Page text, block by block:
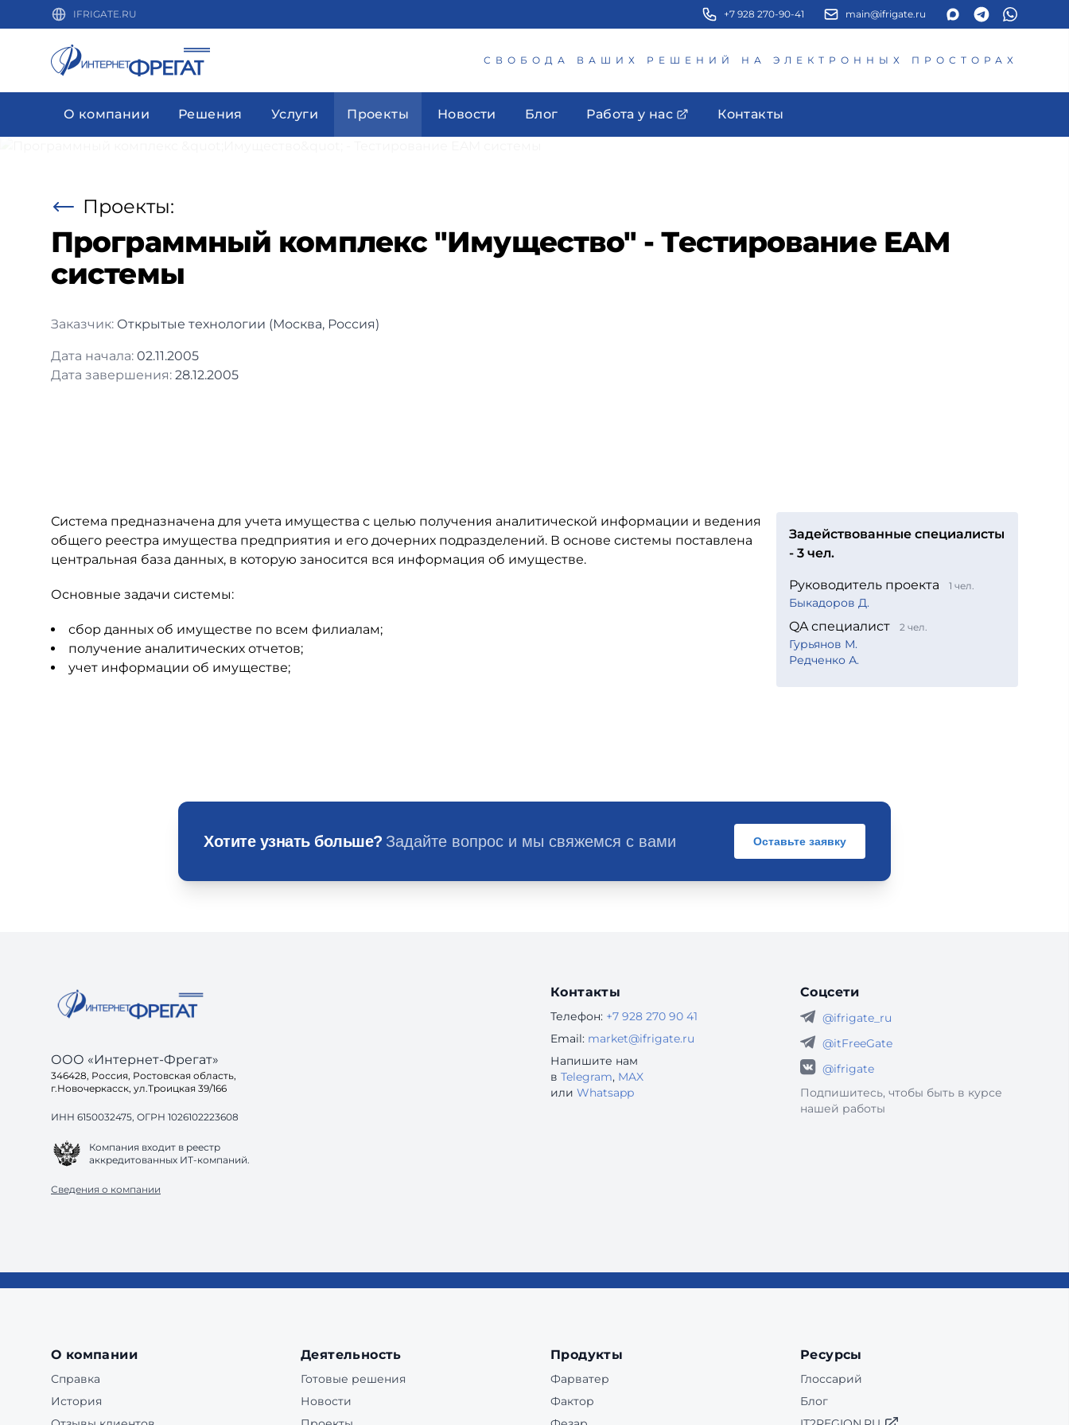
IFRIGATE.RU +7 928 270-90-41 main@ifrigate.ru
СВОБОДА ВАШИХ РЕШЕНИЙ НА ЭЛЕКТРОННЫХ ПРОСТОРАХ
О компании Решения Услуги Проекты Новости Блог Работа у нас Контакты
Проекты:
Программный комплекс "Имущество" - Тестирование EAM
системы
Заказчик: Открытые технологии (Москва, Россия)
Дата начала: 02.11.2005
Дата завершения: 28.12.2005
Система предназначена для учета имущества с целью получения аналитической информации и ведения
общего реестра имущества предприятия и его дочерних подразделений. В основе системы поставлена
центральная база данных, в которую заносится вся информация об имуществе.
Основные задачи системы:
сбор данных об имуществе по всем филиалам;
получение аналитических отчетов;
учет информации об имуществе;
Задействованные специалисты
- 3 чел.
Руководитель проекта 1 чел.
Быкадоров Д.
QA специалист 2 чел.
Гурьянов М.
Редченко А.
Хотите узнать больше? Задайте вопрос и мы свяжемся с вами Оставьте заявку
ООО «Интернет-Фрегат»
346428, Россия, Ростовская область,
г.Новочеркасск, ул.Троицкая 39/166
ИНН 6150032475, ОГРН 1026102223608
Компания входит в реестр
аккредитованных ИТ-компаний.
Сведения о компании
Контакты
Телефон: +7 928 270 90 41
Email: market@ifrigate.ru
Напишите нам
в Telegram, MAX
или Whatsapp
Соцсети
@ifrigate_ru
@itFreeGate
@ifrigate
Подпишитесь, чтобы быть в курсе
нашей работы
О компании
Справка
История
Деятельность
Готовые решения
Новости
Продукты
Фарватер
Фактор
Ресурсы
Глоссарий
Блог